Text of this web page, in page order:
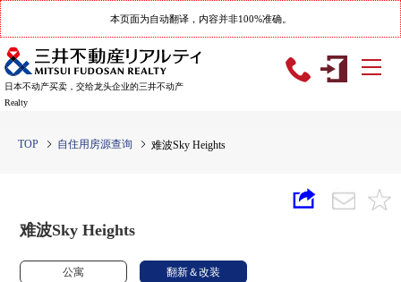
本页面为自动翻译，内容并非100%准确。
日本不动产买卖，交给龙头企业的三井不动产
Realty
TOP 自住用房源查询 难波Sky Heights
难波Sky Heights
公寓 翻新＆改装